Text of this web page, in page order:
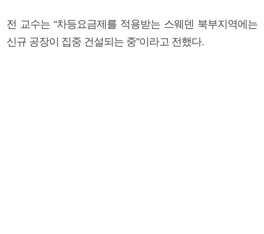
전 교수는 “차등요금제를 적용받는 스웨덴 북부지역에는
신규 공장이 집중 건설되는 중”이라고 전했다.